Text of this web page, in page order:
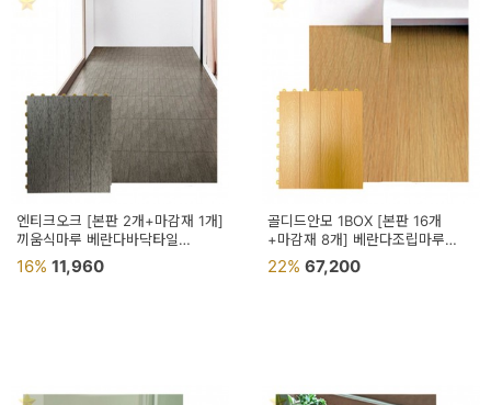
엔티크오크 [본판 2개+마감재 1개]
끼움식마루 베란다바닥타일
조립식우드타일 우드타일
16% 11,960
골디드안모 1BOX [본판 16개
+마감재 8개] 베란다조립마루
틈새없는매트 마루발판 마루바닥재
22% 67,200